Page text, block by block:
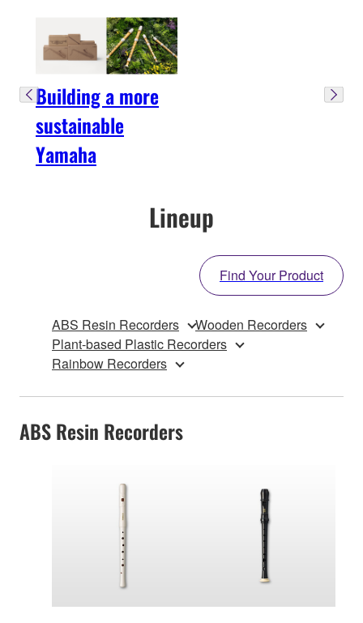
Building a more
sustainable
Yamaha
Lineup
Find Your Product
ABS Resin Recorders
Wooden Recorders
Plant-based Plastic Recorders
Rainbow Recorders
ABS Resin Recorders